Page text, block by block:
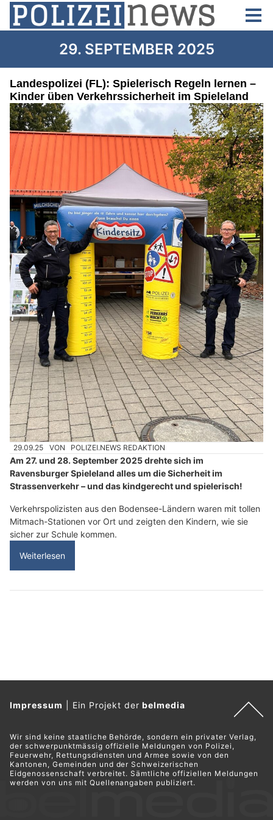
29. SEPTEMBER 2025
Landespolizei (FL): Spielerisch Regeln lernen –
Kinder üben Verkehrssicherheit im Spieleland
29.09.25 VON POLIZEI.NEWS REDAKTION
Am 27. und 28. September 2025 drehte sich im
Ravensburger Spieleland alles um die Sicherheit im
Strassenverkehr – und das kindgerecht und spielerisch!
Verkehrspolizisten aus den Bodensee-Ländern waren mit tollen
Mitmach-Stationen vor Ort und zeigten den Kindern, wie sie
sicher zur Schule kommen.
Weiterlesen
Impressum Ein Projekt derbelmedia
Wir sind keine staatliche Behörde, sondern ein privater Verlag,
der schwerpunktmässig offizielle Meldungen von Polizei,
Feuerwehr, Rettungsdiensten und Armee sowie von den
Kantonen, Gemeinden und der Schweizerischen
Eidgenossenschaft verbreitet. Sämtliche offiziellen Meldungen
werden von uns mit Quellenangaben publiziert.